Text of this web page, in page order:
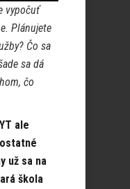
vypočuť
Plánujete
Čo sa
sa dá
čo
ale
už sa na
škola